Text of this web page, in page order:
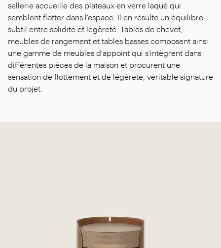
sellerie accueille des plateaux en verre laqué qui
semblent flotter dans l'espace. Il en résulte un équilibre
subtil entre solidité et légèreté. Tables de chevet,
meubles de rangement et tables basses composent ainsi
une gamme de meubles d'appoint qui s'intègrent dans
différentes pièces de la maison et procurent une
sensation de flottement et de légèreté, véritable signature
du projet.